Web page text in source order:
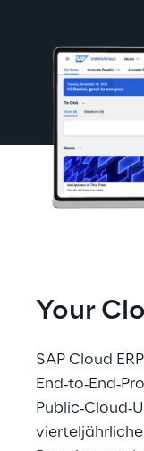
Your
SAP Cloud